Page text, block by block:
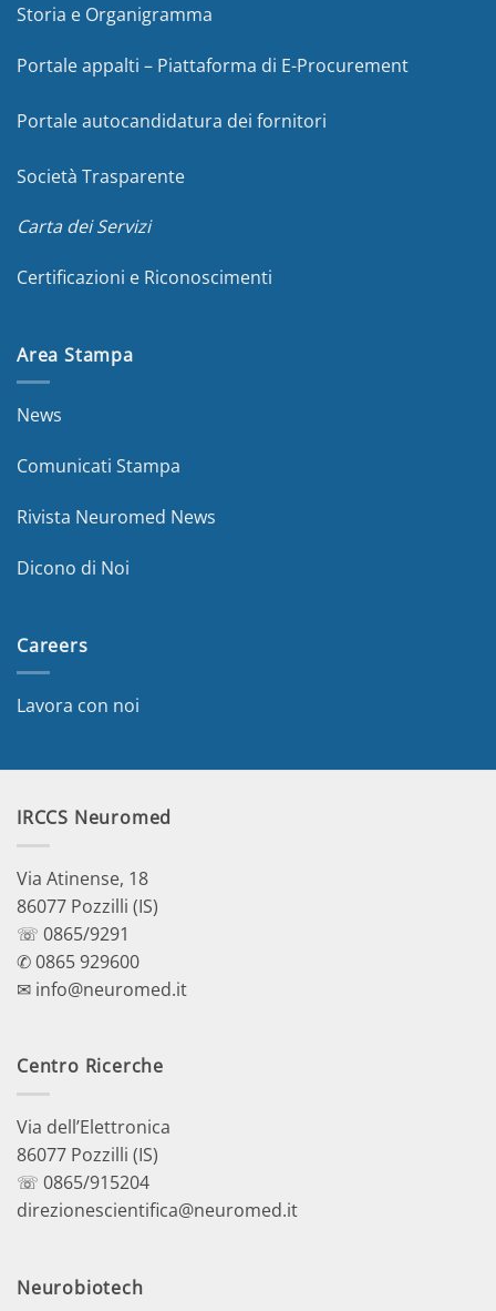
Storia e Organigramma
Portale appalti – Piattaforma di E-Procurement
Portale autocandidatura dei fornitori
Società Trasparente
Carta dei Servizi
Certificazioni e Riconoscimenti
Area Stampa
News
Comunicati Stampa
Rivista Neuromed News
Dicono di Noi
Careers
Lavora con noi
IRCCS Neuromed
Via Atinense, 18
86077 Pozzilli (IS)
☏ 0865/9291
✆ 0865 929600
✉ info@neuromed.it
Centro Ricerche
Via dell’Elettronica
86077 Pozzilli (IS)
☏ 0865/915204
direzionescientifica@neuromed.it
Neurobiotech